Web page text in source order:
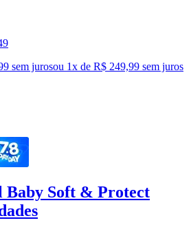
sem jurosou 1x de R$ 249,99 sem juros
Baby Soft & Protect